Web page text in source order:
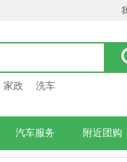
家政 洗车
汽车服务 附近团购